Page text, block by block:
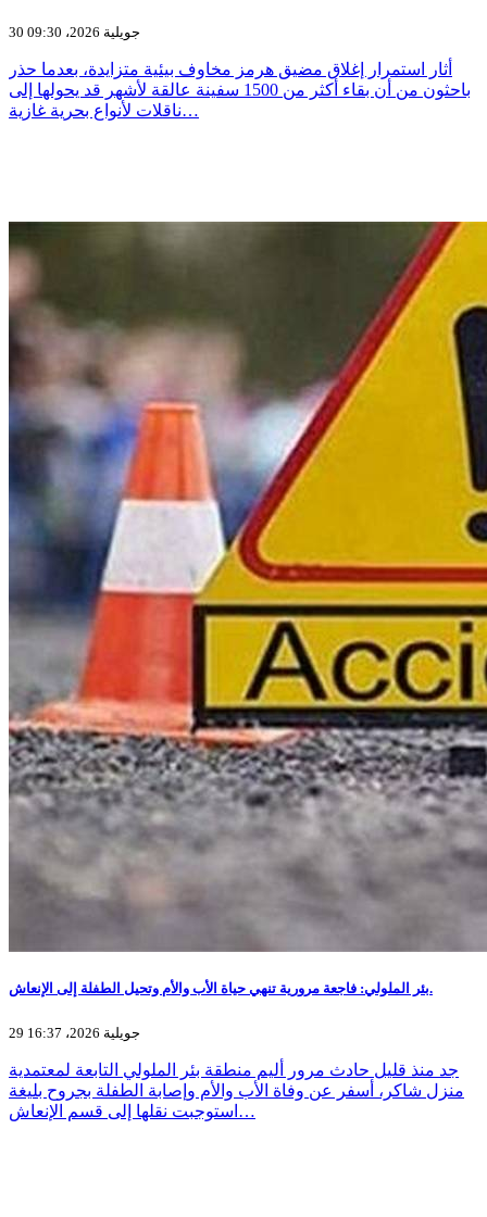
30 جويلية 2026، 09:30
أثار استمرار إغلاق مضيق هرمز مخاوف بيئية متزايدة، بعدما حذر
باحثون من أن بقاء أكثر من 1500 سفينة عالقة لأشهر قد يحولها إلى
ناقلات لأنواع بحرية غازية…
بئر الملولي: فاجعة مرورية تنهي حياة الأب والأم وتحيل الطفلة إلى الإنعاش.
29 جويلية 2026، 16:37
جد منذ قليل حادث مرور أليم منطقة بئر الملولي التابعة لمعتمدية
منزل شاكر، أسفر عن وفاة الأب والأم وإصابة الطفلة بجروح بليغة
استوجبت نقلها إلى قسم الإنعاش…